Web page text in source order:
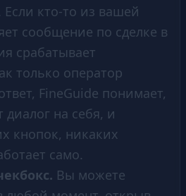
кто-то из вашей
сообщение по сделке в
срабатывает
только оператор
FineGuide понимает,
диалог на себя, и
кнопок, никаких
само.
Вы можете